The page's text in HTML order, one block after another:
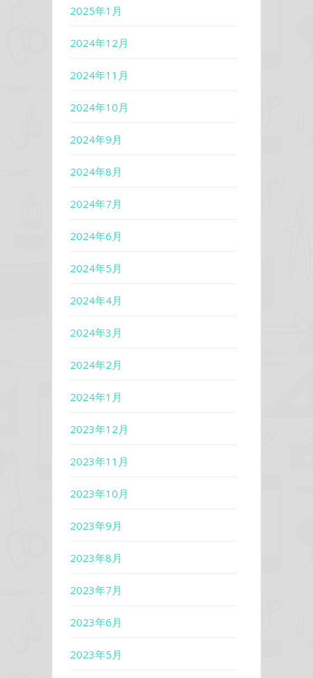
2025年1月
2024年12月
2024年11月
2024年10月
2024年9月
2024年8月
2024年7月
2024年6月
2024年5月
2024年4月
2024年3月
2024年2月
2024年1月
2023年12月
2023年11月
2023年10月
2023年9月
2023年8月
2023年7月
2023年6月
2023年5月